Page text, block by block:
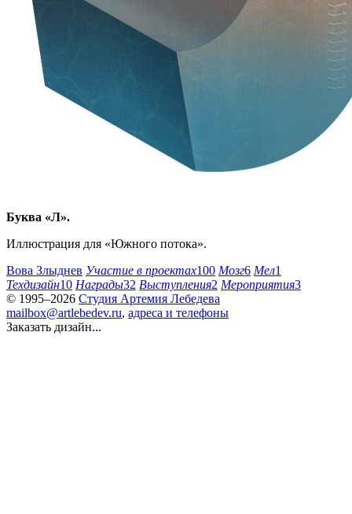
Буква «Л».
Иллюстрация для «Южного потока».
Вова Злыднев Участие в проектах100 Мозг6 Мел1
Техдизайн10 Награды32 Выступления2 Мероприятия3
© 1995–2026 Студия Артемия Лебедева
mailbox@artlebedev.ru, адреса и телефоны
Заказать дизайн...